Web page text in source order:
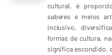
cultural, é
saberes e meios
inclusivo,
formas de cultura,
significa escondido,